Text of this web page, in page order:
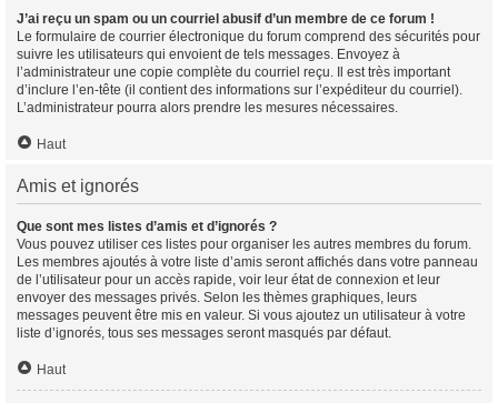
J’ai reçu un spam ou un courriel abusif d’un membre de ce forum !
Le formulaire de courrier électronique du forum comprend des sécurités pour
suivre les utilisateurs qui envoient de tels messages. Envoyez à
l’administrateur une copie complète du courriel reçu. Il est très important
d’inclure l’en-tête (il contient des informations sur l’expéditeur du courriel).
L’administrateur pourra alors prendre les mesures nécessaires.
Haut
Amis et ignorés
Que sont mes listes d’amis et d’ignorés ?
Vous pouvez utiliser ces listes pour organiser les autres membres du forum.
Les membres ajoutés à votre liste d’amis seront affichés dans votre panneau
de l’utilisateur pour un accès rapide, voir leur état de connexion et leur
envoyer des messages privés. Selon les thèmes graphiques, leurs
messages peuvent être mis en valeur. Si vous ajoutez un utilisateur à votre
liste d’ignorés, tous ses messages seront masqués par défaut.
Haut